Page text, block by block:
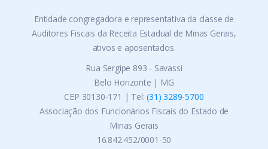
・Santa Juliana
・Santa Rosa da Serra
・São Francisco de Sales
・São Gotardo
・Serra do Salitre
・Tapira
・Tiros
Entidade congregadora e representativa da classe de
Auditores Fiscais da Receita Estadual de Minas Gerais,
ativos e aposentados.
Rua Sergipe 893 - Savassi
Belo Horizonte | MG
CEP 30130-171 | Tel:(31) 3289-5700
Associação dos Funcionários Fiscais do Estado de
Minas Gerais
16.842.452/0001-50